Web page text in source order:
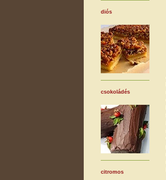
diós
csokoládés
citromos